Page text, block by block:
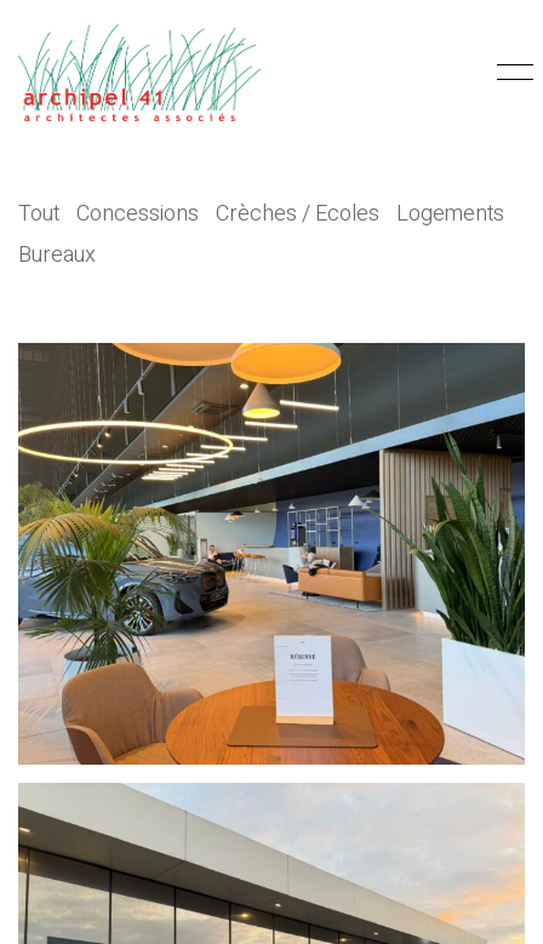
Tout Concessions Crèches / Ecoles Logements
Bureaux